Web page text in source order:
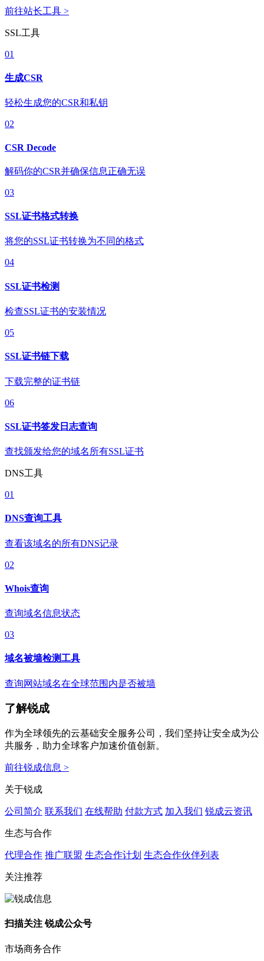
前往站长工具 >
SSL工具
01
生成CSR
轻松生成您的CSR和私钥
02
CSR Decode
解码你的CSR并确保信息正确无误
03
SSL证书格式转换
将您的SSL证书转换为不同的格式
04
SSL证书检测
检查SSL证书的安装情况
05
SSL证书链下载
下载完整的证书链
06
SSL证书签发日志查询
查找颁发给您的域名所有SSL证书
DNS工具
01
DNS查询工具
查看该域名的所有DNS记录
02
Whois查询
查询域名信息状态
03
域名被墙检测工具
查询网站域名在全球范围内是否被墙
了解锐成
作为全球领先的云基础安全服务公司，我们坚持让安全成为公
共服务，助力全球客户加速价值创新。
前往锐成信息 >
关于锐成
公司简介 联系我们 在线帮助 付款方式 加入我们 锐成云资讯
生态与合作
代理合作 推广联盟 生态合作计划 生态合作伙伴列表
关注推荐
扫描关注 锐成公众号
市场商务合作